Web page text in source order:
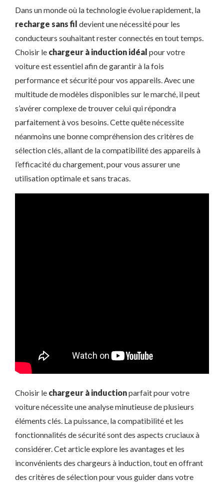
Dans un monde où la technologie évolue rapidement, la
recharge sans fil devient une nécessité pour les
conducteurs souhaitant rester connectés en tout temps.
Choisir le chargeur à induction idéal pour votre
voiture est essentiel afin de garantir à la fois
performance et sécurité pour vos appareils. Avec une
multitude de modèles disponibles sur le marché, il peut
s’avérer complexe de trouver celui qui répondra
parfaitement à vos besoins. Cette quête nécessite
néanmoins une bonne compréhension des critères de
sélection clés, allant de la compatibilité des appareils à
l’efficacité du chargement, pour vous assurer une
utilisation optimale et sans tracas.
Choisir le chargeur à inductionparfait pour votre
voiture nécessite une analyse minutieuse de plusieurs
éléments clés. La puissance, la compatibilité et les
fonctionnalités de sécurité sont des aspects cruciaux à
considérer. Cet article explore les avantages et les
inconvénients des chargeurs à induction, tout en offrant
des critères de sélection pour vous guider dans votre